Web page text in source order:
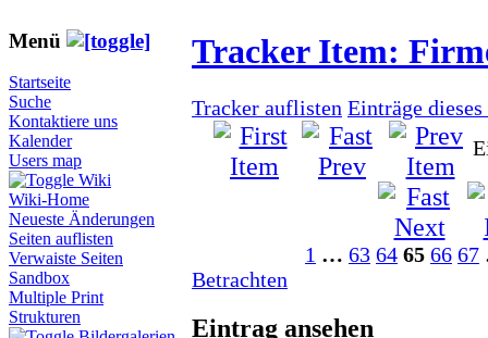
Menü
Startseite
Suche
Kontaktiere uns
Kalender
Users map
Wiki
Wiki-Home
Neueste Änderungen
Seiten auflisten
Verwaiste Seiten
Sandbox
Multiple Print
Strukturen
Tracker Item:
Tracker auflisten Einträge dieses
1 … 63 64 65 66 67
Betrachten
Eintrag ansehen